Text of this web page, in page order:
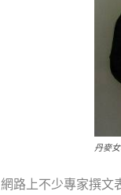
丹麥
網路上不少專家撰文